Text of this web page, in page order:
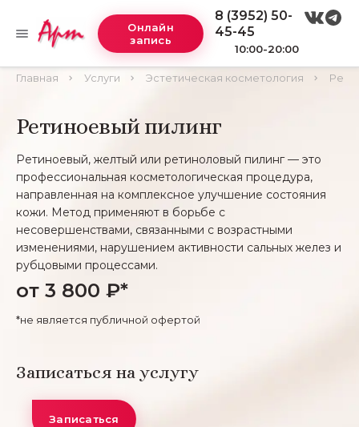
Онлайн
запись
8 (3952) 50-
45-45
10:00-20:00
Главная Услуги Эстетическая косметология
Ретиноевый пилинг
Ретиноевый, желтый или ретиноловый пилинг — это
профессиональная косметологическая процедура,
направленная на комплексное улучшение состояния
кожи. Метод применяют в борьбе с
несовершенствами, связанными с возрастными
изменениями, нарушением активности сальных желез и
рубцовыми процессами.
от 3 800 ₽*
*не является публичной офертой
Записаться на услугу
Записаться